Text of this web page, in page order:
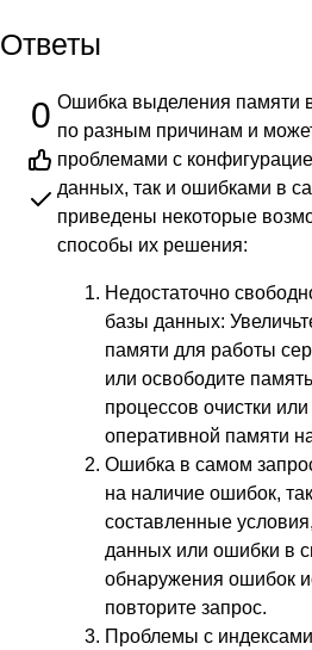
Ответы
0 Ошибка выделения памяти
по разным причинам и
проблемами с
данных, так и ошибками в
приведены некоторые
способы их решения:
Недостаточно
базы данных:
памяти для работы
или освободите
процессов очистки
оперативной памяти
Ошибка в самом
на наличие ошибок,
составленные
данных или ошибки в
обнаружения ошибок
повторите запрос.
Проблемы с